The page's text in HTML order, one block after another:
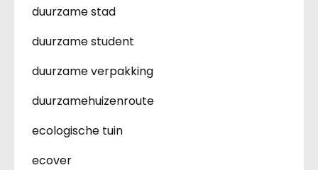
duurzame stad
duurzame student
duurzame verpakking
duurzamehuizenroute
ecologische tuin
ecover